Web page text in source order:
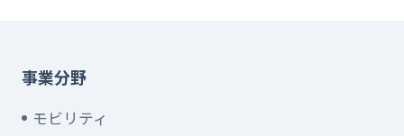
事業分野
モビリティ